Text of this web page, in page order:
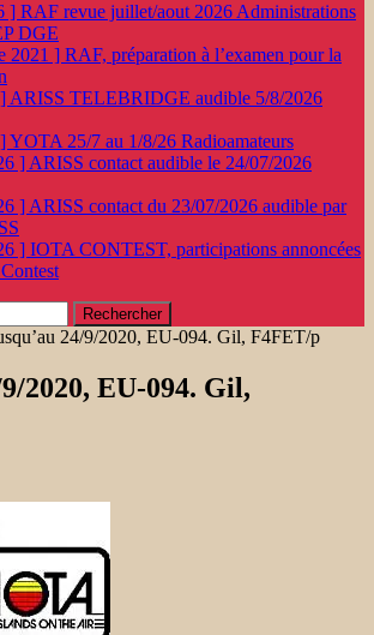
] RAF revue juillet/aout 2026 Administrations
DGE
2021 ] RAF, préparation à l’examen pour la
ARISS TELEBRIDGE audible 5/8/2026
YOTA 25/7 au 1/8/26 Radioamateurs
] ARISS contact audible le 24/07/2026
] ARISS contact du 23/07/2026 audible par
] IOTA CONTEST, participations annoncées
Contest
24/9/2020, EU-094. Gil, F4FET/p
2020, EU-094. Gil,